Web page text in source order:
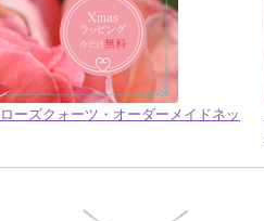
ローズクォーツ・オーダーメイドネッ